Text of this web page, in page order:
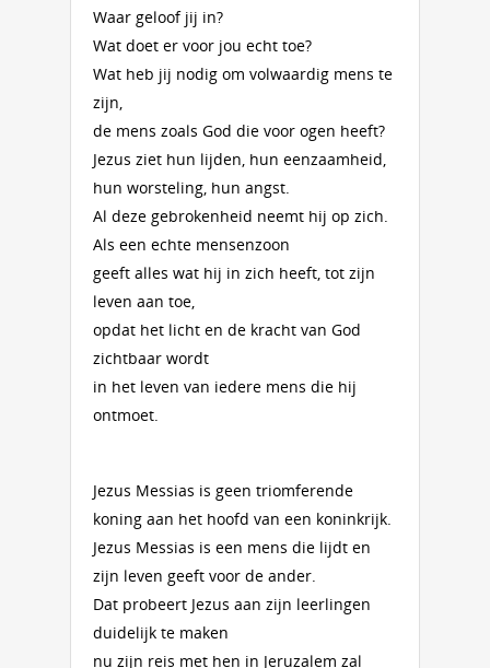
Waar geloof jij in?
Wat doet er voor jou echt toe?
Wat heb jij nodig om volwaardig mens te
zijn,
de mens zoals God die voor ogen heeft?
Jezus ziet hun lijden, hun eenzaamheid,
hun worsteling, hun angst.
Al deze gebrokenheid neemt hij op zich.
Als een echte mensenzoon
geeft alles wat hij in zich heeft, tot zijn
leven aan toe,
opdat het licht en de kracht van God
zichtbaar wordt
in het leven van iedere mens die hij
ontmoet.
Jezus Messias is geen triomferende
koning aan het hoofd van een koninkrijk.
Jezus Messias is een mens die lijdt en
zijn leven geeft voor de ander.
Dat probeert Jezus aan zijn leerlingen
duidelijk te maken
nu zijn reis met hen in Jeruzalem zal